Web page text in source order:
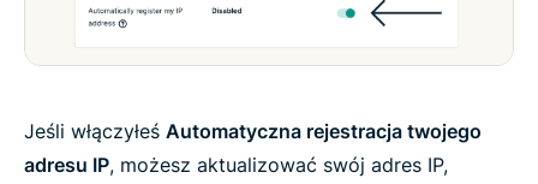
Jeśli włączyłeś Automatyczna rejestracja twojego
adresu IP, możesz aktualizować swój adres IP,